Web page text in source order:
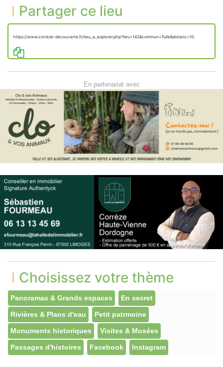
Tourner à droite sur la
place Gambetta
Tourner à gauche pour
Gambetta
destination, droit devant
Partager ce lieu
https://www.correze-decouverte.fr/lieu_a_explorer.php?lieu=142&commun=Tulle&distanc=10
En partenariat avec
Choisissez votre thème
Panoramas & Grands espaces En secret
Rivières & Plans d'eau Petit patrmoine
Monuments historiques Visites & Musées
Passages d'histoires Facebook Instagram